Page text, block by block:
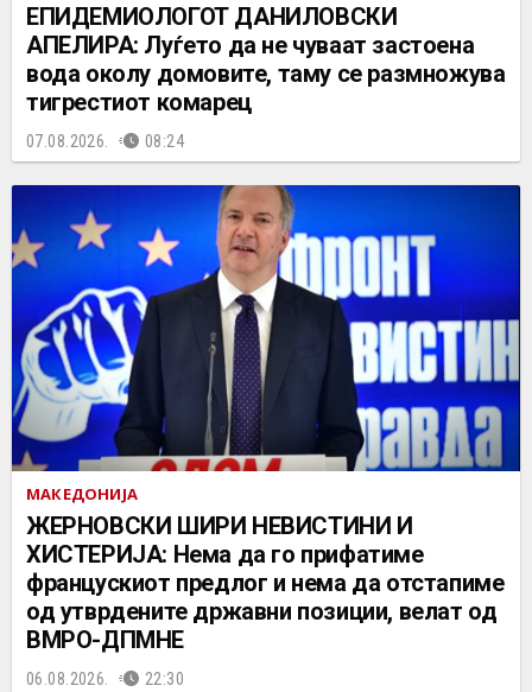
EПИДЕМИОЛОГОТ ДАНИЛОВСКИ
АПЕЛИРА: Луѓето да не чуваат застоена
вода околу домовите, таму се размножува
тигрестиот комарец
07.08.2026. 08:24
МАКЕДОНИЈА
ЖЕРНОВСКИ ШИРИ НЕВИСТИНИ И
ХИСТЕРИЈА: Нема да го прифатиме
францускиот предлог и нема да отстапиме
од утврдените државни позиции, велат од
ВМРО-ДПМНЕ
06.08.2026. 22:30